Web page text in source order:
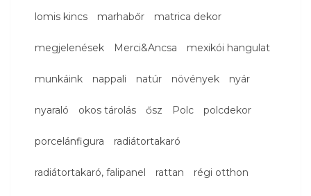
lomis kincs marhabőr matrica dekor
megjelenések Merci&Ancsa mexikói hangulat
munkáink nappali natúr növények nyár
nyaraló okos tárolás ősz Polc polcdekor
porcelánfigura radiátortakaró
radiátortakaró, falipanel rattan régi otthon